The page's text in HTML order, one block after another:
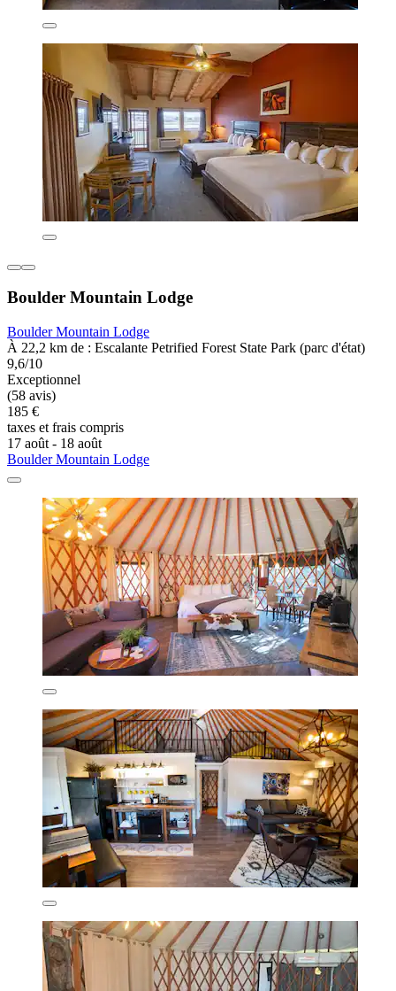
Boulder Mountain Lodge
Boulder Mountain Lodge
À 22,2 km de : Escalante Petrified Forest State Park (parc d'état)
9,6/10
Exceptionnel
(58 avis)
185 €
taxes et frais compris
17 août - 18 août
Boulder Mountain Lodge